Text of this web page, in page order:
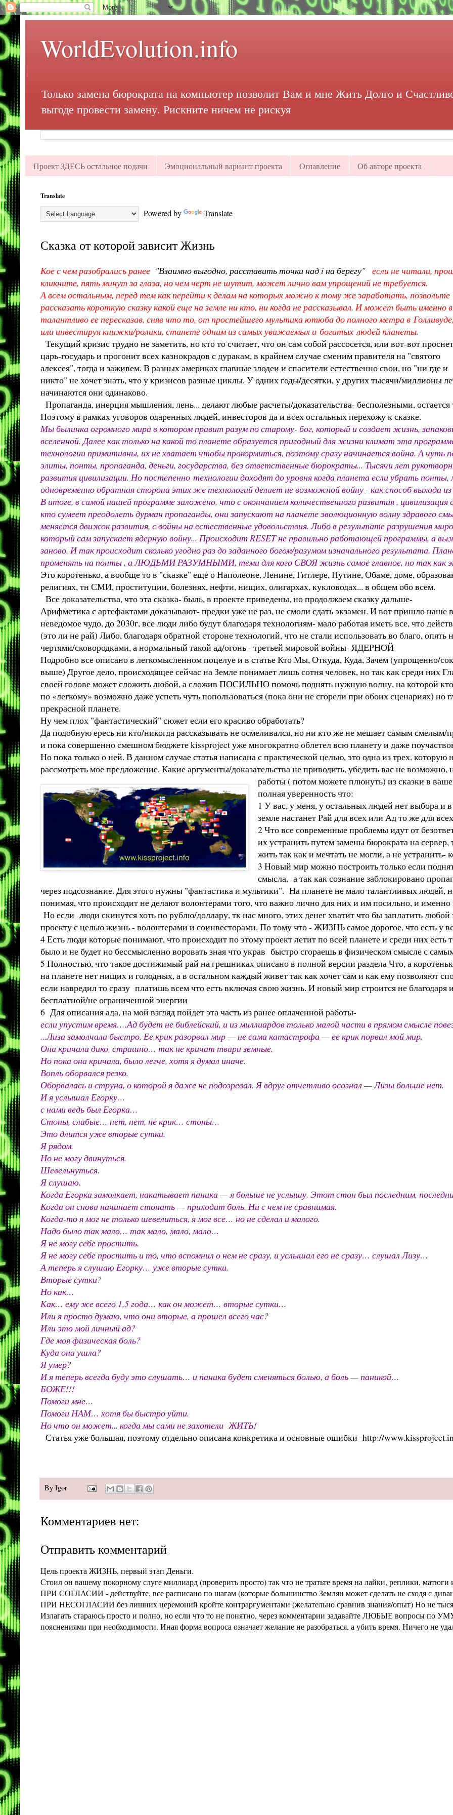
WorldEvolution.info
Только замена бюрократа на компьютер позволит Вам и мне Жить Долго и
выгоде провести замену. Рискните ничем не рискуя
Проект ЗДЕСЬ остальное подачи Эмоциональный вариант проекта Оглавление Об авторе проекта
Translate
Powered by Translate
Сказка от которой зависит Жизнь
Кое с чем разобрались ранее "Взаимно выгодно, расставить точки над i на берегу" если не читали,
кликните, пять минут за глаза, но чем черт не шутит, может лично вам упрощений не требуется.
А всем остальным, перед тем как перейти к делам на которых можно к тому же заработать, позвольте
рассказать короткую сказку какой еще на земле ни кто, ни когда не рассказывал. И может быть именно
талантливо ее пересказав, сняв что то, от простейшего мультика ютюба до полного метра в Голливуде,
или инвестируя книжки/ролики, станете одним из самых уважаемых и богатых людей планеты.
Текущий кризис трудно не заметить, но кто то считает, что он сам собой рассосется, или вот-вот
царь-государь и прогонит всех казнокрадов с дуракам, в крайнем случае сменим правителя на "святого
алексея", тогда и заживем. В разных америках главные злодеи и спасители естественно свои, но "ни где и
никто" не хочет знать, что у кризисов разные циклы. У одних годы/десятки, у других тысячи/миллионы
начинаются они одинаково.
Пропаганда, инерция мышления, лень... делают любые расчеты/доказательства- бесполезными,
Поэтому в рамках уговоров одаренных людей, инвесторов да и всех остальных перехожу к сказке.
Мы былинка огромного мира в котором правит разум по старому- бог, который и создает жизнь,
вселенной. Далее как только на какой то планете образуется пригодный для жизни климат эта
технологии примитивны, их не хватает чтобы прокормиться, поэтому сразу начинается война. А чуть
элиты, понты, пропаганда, деньги, государства, без ответственные бюрократы... Тысячи лет
развития цивилизации. Но постепенно технологии доходят до уровня когда планета если убрать
одновременно обратная сторона этих же технологий делает не возможной войну - как способ выхода из
В итоге, в самой нашей программе заложено, что с окончанием количественного развития ,
кто сумеет преодолеть дурман пропаганды, они запускают на планете эволюционную волну здравого
меняется движок развития, с войны на естественные удовольствия. Либо в результате разрушения
который сам запускает ядерную войну... Происходит RESET не правильно работающей программы, а
заново. И так происходит сколько угодно раз до заданного богом/разумом изначального результата.
променять на понты , а ЛЮДЬМИ РАЗУМНЫМИ, теми для кого СВОЯ жизнь самое главное, но так
Это коротенько, а вообще то в "сказке" еще о Наполеоне, Ленине, Гитлере, Путине, Обаме, доме,
религиях, тн СМИ, проституции, болезнях, нефти, нищих, олигархах, кукловодах... в общем обо всем.
Все доказательства, что эта сказка- быль, в проекте приведены, но продолжаем сказку дальше-
Арифметика с артефактами доказывают- предки уже не раз, не смоли сдать экзамен. И вот пришло наше
неведомое чудо, до 2030г, все люди либо будут благодаря технологиям- мало работая иметь все, что
(это ли не рай) Либо, благодаря обратной стороне технологий, что не стали использовать во благо, опять
чертями/сковородками, а нормальный такой ад/огонь - третьей мировой войны- ЯДЕРНОЙ
Подробно все описано в легкомысленном поцелуе и в статье Кто Мы, Откуда, Куда, Зачем (упрощенно/
выше) Другое дело, происходящее сейчас на Земле понимает лишь сотня человек, но так как среди них
своей голове может сложить любой, а сложив ПОСИЛЬНО помочь поднять нужную волну, на которой
по «легкому» возможно даже успеть чуть попользоваться (пока они не сгорели при обоих сценариях)
прекрасной планете.
Ну чем плох "фантастический" сюжет если его красиво обработать?
Да подобную ересь ни кто/никогда рассказывать не осмеливался, но ни кто же не мешает самым смелым/
и пока совершенно смешном бюджете kissproject уже многократно облетел всю планету и даже
Но пока только о ней. В данном случае статья написана с практической целью, это одна из трех,
рассмотреть мое предложение. Какие аргументы/доказательства не приводить, убедить вас не возможно,
работы ( потом можете плюнуть) из сказки в
полная уверенность что:
1 У вас, у меня, у остальных людей нет выбора и
земле настанет Рай для всех или Ад то же для всех
2 Что все современные проблемы идут от
их устранить путем замены бюрократа на сервер,
жить так как и мечтать не могли, а не устранить-
3 Новый мир можно построить только если
смысла, а так как сознание заблокировано
через подсознание. Для этого нужны "фантастика и мультики". На планете не мало талантливых людей,
понимая, что происходит не делают волонтерами того, что важно лично для них и им посильно, и
Но если люди скинутся хоть по рублю/доллару, тк нас много, этих денег хватит что бы заплатить
проекту с целью жизнь - волонтерами и соинвесторами. По тому что - ЖИЗНЬ самое дорогое, что есть у
4 Есть люди которые понимают, что происходит по этому проект летит по всей планете и среди них
было и не будет но бессмысленно воровать зная что украв быстро сгораешь в физическом смысле с
5 Полностью, что такое достижимый рай на грешниках описано в полной версии раздела Что, а
на планете нет нищих и голодных, а в остальном каждый живет так как хочет сам и как ему позволяют
если навредил то сразу платишь всем что есть включая свою жизнь. И новый мир строится не
бесплатной/не ограниченной энергии
6 Для описания ада, на мой взгляд пойдет эта часть из ранее оплаченной работы-
если упустим время….Ад будет не библейский, и из миллиардов только малой части в прямом смысле
...Лиза замолчала быстро. Ее крик разорвал мир — не сама катастрофа — ее крик порвал мой мир.
Она кричала дико, страшно… так не кричат твари земные.
Но пока она кричала, было легче, хотя я думал иначе.
Вопль оборвался резко.
Оборвалась и струна, о которой я даже не подозревал. Я вдруг отчетливо осознал — Лизы больше нет.
И я услышал Егорку…
с нами ведь был Егорка…
Стоны, слабые… нет, нет, не крик… стоны…
Это длится уже вторые сутки.
Я рядом.
Но не могу двинуться.
Шевельнуться.
Я слушаю.
Когда Егорка замолкает, накатывает паника — я больше не услышу. Этот стон был последним,
Когда он снова начинает стонать — приходит боль. Ни с чем не сравнимая.
Когда-то я мог не только шевелиться, я мог все… но не сделал и малого.
Надо было так мало… так мало, мало, мало…
Я не могу себе простить.
Я не могу себе простить и то, что вспомнил о нем не сразу, и услышал его не сразу… слушал Лизу…
А теперь я слушаю Егорку… уже вторые сутки.
Вторые сутки?
Но как…
Как… ему же всего 1,5 года… как он может… вторые сутки…
Или я просто думаю, что они вторые, а прошел всего час?
Или это мой личный ад?
Где моя физическая боль?
Куда она ушла?
Я умер?
И я теперь всегда буду это слушать… и паника будет сменяться болью, а боль — паникой…
БОЖЕ!!!
Помоги мне…
Помоги НАМ… хотя бы быстро уйти.
Но что он может... когда мы сами не захотели ЖИТЬ!
Статья уже большая, поэтому отдельно описана конкретика и основные ошибки http://
By Igor
Комментариев нет:
Отправить комментарий
Цель проекта ЖИЗНЬ, первый этап Деньги.
Стоил он вашему покорному слуге миллиард (проверить просто) так что не тратьте время на лайки, реплики,
ПРИ СОГЛАСИИ - действуйте, все расписано по шагам (которые большинство Землян может сделать не сходя с
ПРИ НЕСОГЛАСИИ без лишних церемоний кройте контраргументами (желательно сравнив знания/опыт) Но не
Излагать стараюсь просто и полно, но если что то не понятно, через комментарии задавайте ЛЮБЫЕ вопросы по
пояснениями при необходимости. Иная форма вопроса означает желание не разобраться, а убить время. Ничего не